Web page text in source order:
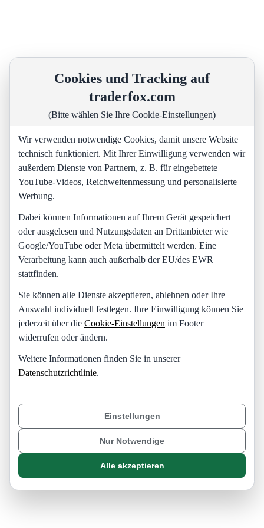
Cookies und Tracking auf
traderfox.com
(Bitte wählen Sie Ihre Cookie-Einstellungen)
Wir verwenden notwendige Cookies, damit unsere Website
technisch funktioniert. Mit Ihrer Einwilligung verwenden wir
außerdem Dienste von Partnern, z. B. für eingebettete
YouTube-Videos, Reichweitenmessung und personalisierte
Werbung.
Dabei können Informationen auf Ihrem Gerät gespeichert
oder ausgelesen und Nutzungsdaten an Drittanbieter wie
Google/YouTube oder Meta übermittelt werden. Eine
Verarbeitung kann auch außerhalb der EU/des EWR
stattfinden.
Sie können alle Dienste akzeptieren, ablehnen oder Ihre
Auswahl individuell festlegen. Ihre Einwilligung können Sie
jederzeit über die Cookie-Einstellungen im Footer
widerrufen oder ändern.
Weitere Informationen finden Sie in unserer
Datenschutzrichtlinie.
Einstellungen
Nur Notwendige
Alle akzeptieren